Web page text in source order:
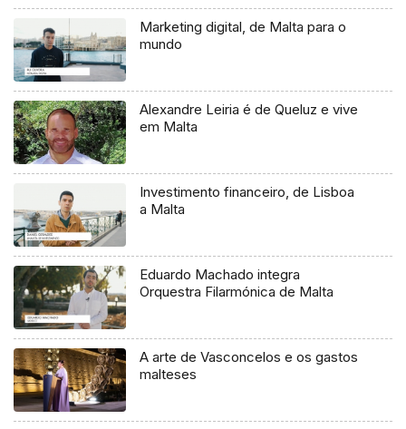
Marketing digital, de Malta para o
mundo
Alexandre Leiria é de Queluz e vive
em Malta
Investimento financeiro, de Lisboa
a Malta
Eduardo Machado integra
Orquestra Filarmónica de Malta
A arte de Vasconcelos e os gastos
malteses